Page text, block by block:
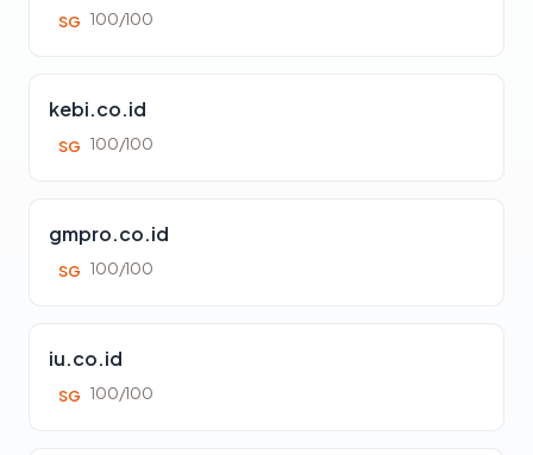
SG 100/100
kebi.co.id
SG 100/100
gmpro.co.id
SG 100/100
iu.co.id
SG 100/100